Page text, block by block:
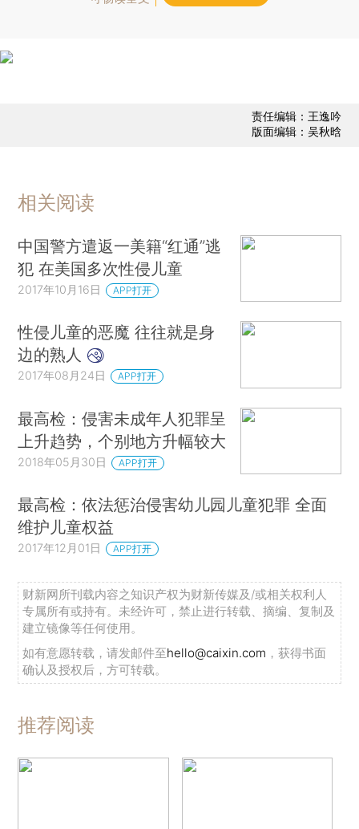
责任编辑：王逸吟
版面编辑：吴秋晗
相关阅读
中国警方遣返一美籍“红通”逃
犯 在美国多次性侵儿童
2017年10月16日 APP打开
性侵儿童的恶魔 往往就是身
边的熟人
2017年08月24日 APP打开
最高检：侵害未成年人犯罪呈
上升趋势，个别地方升幅较大
2018年05月30日 APP打开
最高检：依法惩治侵害幼儿园儿童犯罪 全面
维护儿童权益
2017年12月01日 APP打开
财新网所刊载内容之知识产权为财新传媒及/或相关权利人
专属所有或持有。未经许可，禁止进行转载、摘编、复制及
建立镜像等任何使用。
如有意愿转载，请发邮件至hello@caixin.com ，获得书面
确认及授权后，方可转载。
推荐阅读